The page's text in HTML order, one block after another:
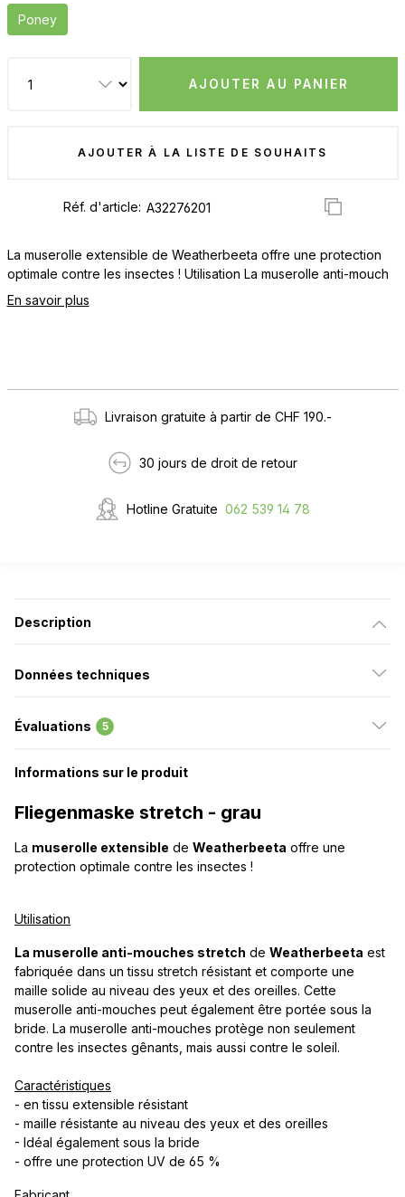
Poney
AJOUTER AU PANIER
AJOUTER À LA LISTE DE SOUHAITS
Réf. d'article:
La muserolle extensible de Weatherbeeta offre une protection
optimale contre les insectes ! Utilisation La muserolle anti-mouch
En savoir plus
Livraison gratuite à partir de CHF 190.-
30 jours de droit de retour
Hotline Gratuite 062 539 14 78
Description
Données techniques
Évaluations 5
Informations sur le produit
Fliegenmaske stretch - grau
La muserolle extensible de Weatherbeeta offre une
protection optimale contre les insectes !
Utilisation
La muserolle anti-mouches stretch de Weatherbeeta est
fabriquée dans un tissu stretch résistant et comporte une
maille solide au niveau des yeux et des oreilles. Cette
muserolle anti-mouches peut également être portée sous la
bride. La muserolle anti-mouches protège non seulement
contre les insectes gênants, mais aussi contre le soleil.
Caractéristiques
- en tissu extensible résistant
- maille résistante au niveau des yeux et des oreilles
- Idéal également sous la bride
- offre une protection UV de 65 %